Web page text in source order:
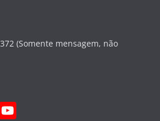
(Somente mensagem, não